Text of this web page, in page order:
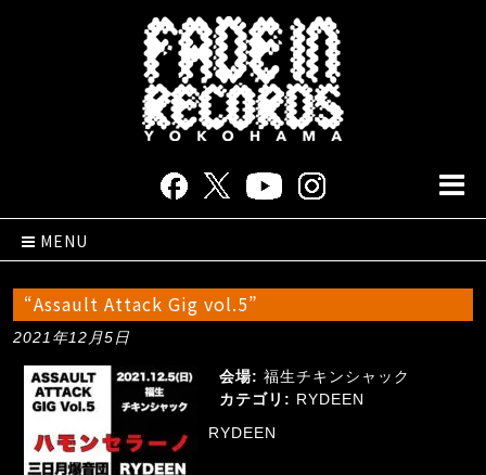
MENU
“Assault Attack Gig vol.5”
2021年12月5日
会場: 福生チキンシャック
カテゴリ: RYDEEN
RYDEEN